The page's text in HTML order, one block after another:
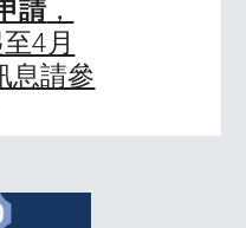
請，
4月
息請參